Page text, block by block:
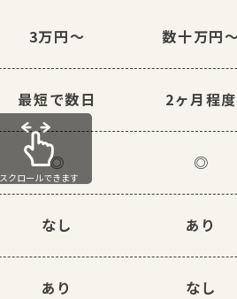
3万円〜 数十万円
最短で数日 2ヶ月程度
◎ ◎
なし あり
あり なし
スクロールできます